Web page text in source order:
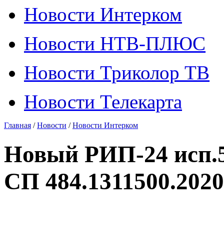
Новости Интерком
Новости НТВ-ПЛЮС
Новости Триколор ТВ
Новости Телекарта
Главная /Новости /Новости Интерком
Новый РИП-24
СП 484.1311500.2020